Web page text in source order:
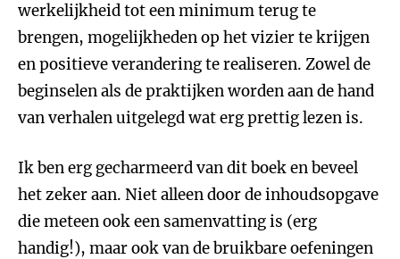
werkelijkheid tot een minimum terug te
brengen, mogelijkheden op het vizier te krijgen
en positieve verandering te realiseren. Zowel de
beginselen als de praktijken worden aan de hand
van verhalen uitgelegd wat erg prettig lezen is.
Ik ben erg gecharmeerd van dit boek en beveel
het zeker aan. Niet alleen door de inhoudsopgave
die meteen ook een samenvatting is (erg
handig!), maar ook van de bruikbare oefeningen